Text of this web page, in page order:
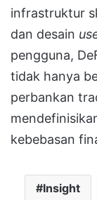
infrastruktur
dan desain
pengguna,
tidak hanya
perbankan
kebebasan
Insight